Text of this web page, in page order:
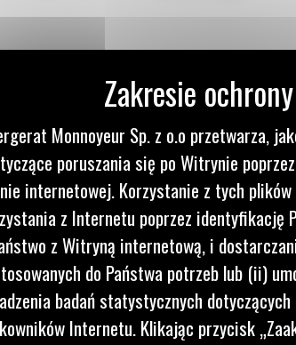
uszkodzeniu silnika. Składa się on z kilku
wszelkich oznak wycieków,
chłodzący, zmieszaj z wodą destylowaną,
Monnoyeur Sp. z o.o przetwarza,
poruszania się po Witrynie
internetowej. Korzystanie z tych
z Internetu poprzez identyfikację
z Witryną internetową, i
do Państwa potrzeb lub (ii)
badań statystycznych
Internetu. Klikając przycisk